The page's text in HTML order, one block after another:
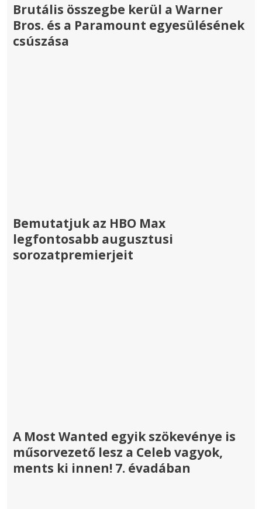
Brutális összegbe kerül a Warner
Bros. és a Paramount egyesülésének
csúszása
Bemutatjuk az HBO Max
legfontosabb augusztusi
sorozatpremierjeit
A Most Wanted egyik szökevénye is
műsorvezető lesz a Celeb vagyok,
ments ki innen! 7. évadában